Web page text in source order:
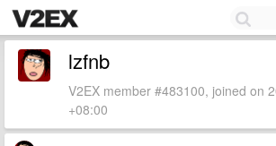
lzfnb
V2EX member #483100, joined on
+08:00